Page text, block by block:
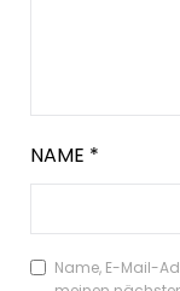
NAME *
Name, E-Mail-